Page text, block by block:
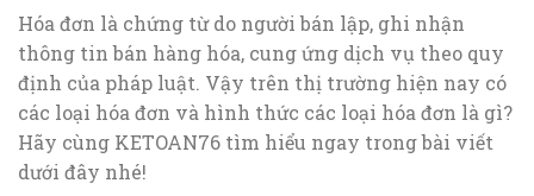
Hóa đơn là chứng từ do người bán lập, ghi nhận
thông tin bán hàng hóa, cung ứng dịch vụ theo quy
định của pháp luật. Vậy trên thị trường hiện nay có
các loại hóa đơn và hình thức các loại hóa đơn là gì?
Hãy cùng KETOAN76 tìm hiểu ngay trong bài viết
dưới đây nhé!